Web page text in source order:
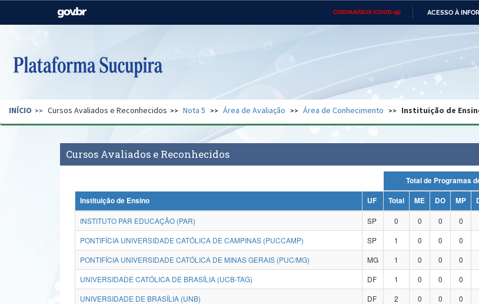
CORONAVÍRUS (COVID-19) ACESSO À
Casa Civil Ministério das Relações
Pecuária e Abastecimento
Ministério do Desenvolvimento
Regional
Secretaria de Governo Gabinete de Segurança Advocacia-Geral da União Banco Central do Brasil
INÍCIO Cursos Avaliados e Reconhecidos Nota 5 Área de Avaliação Área de Conhecimento Instituição de
Cursos Avaliados e Reconhecidos
Instituição de Ensino
UF Total ME DO MP
INSTITUTO PAR EDUCAÇÃO (PAR)
SP 0 0 0 0
PONTIFÍCIA UNIVERSIDADE CATÓLICA DE CAMPINAS (PUCCAMP)
SP 1 0 0 0
PONTIFÍCIA UNIVERSIDADE CATÓLICA DE MINAS GERAIS (PUC/MG)
MG 1 0 0 0
UNIVERSIDADE CATÓLICA DE BRASÍLIA (UCB-TAG)
DF 1 0 0 0
UNIVERSIDADE DE BRASÍLIA (UNB)
DF 2 0 0 0